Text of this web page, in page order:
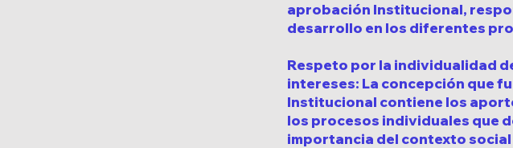
aprobación Institucional,
desarrollo en los diferentes
Respeto por la individualidad
intereses: La concepción que
Institucional contiene los
los procesos individuales que
importancia del contexto